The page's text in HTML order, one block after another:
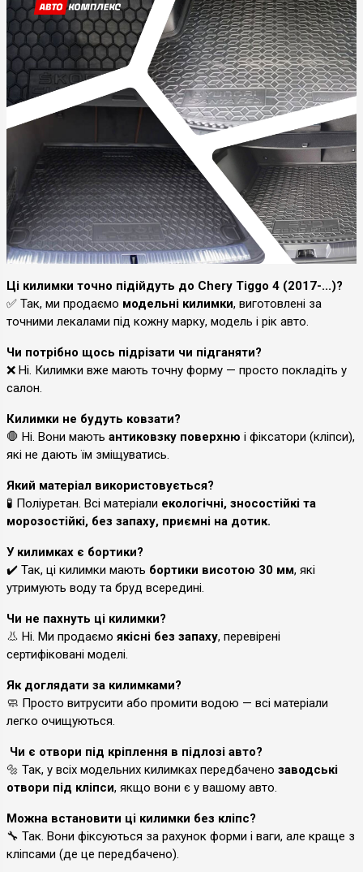
Ці килимки точно підійдуть до Chery Tiggo 4 (2017-...)?
✅ Так, ми продаємо модельні килимки, виготовлені за
точними лекалами під кожну марку, модель і рік авто.
Чи потрібно щось підрізати чи підганяти?
❌ Ні. Килимки вже мають точну форму — просто покладіть у
салон.
Килимки не будуть ковзати?
🛑 Ні. Вони мають антиковзку поверхню і фіксатори (кліпси),
які не дають їм зміщуватись.
Який матеріал використовується?
🧪 Поліуретан. Всі матеріали екологічні, зносостійкі та
морозостійкі, без запаху, приємні на дотик.
У килимках є бортики?
✔️ Так, ці килимки мають бортики висотою 30 мм, які
утримують воду та бруд всередині.
Чи не пахнуть ці килимки?
👃 Ні. Ми продаємо якісні без запаху, перевірені
сертифіковані моделі.
Як доглядати за килимками?
🧼 Просто витрусити або промити водою — всі матеріали
легко очищуються.
Чи є отвори під кріплення в підлозі авто?
🔩 Так, у всіх модельних килимках передбачено заводські
отвори під кліпси, якщо вони є у вашому авто.
Можна встановити ці килимки без кліпс?
🔧 Так. Вони фіксуються за рахунок форми і ваги, але краще з
кліпсами (де це передбачено).